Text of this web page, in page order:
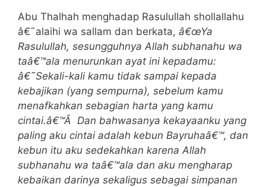
Abu Thalhah menghadap Rasulullah shollallahu
â€˜alaihi wa sallam dan berkata, â€œYa
Rasulullah, sesungguhnya Allah subhanahu wa
taâ€™ala menurunkan ayat ini kepadamu:
â€˜Sekali-kali kamu tidak sampai kepada
kebajikan (yang sempurna), sebelum kamu
menafkahkan sebagian harta yang kamu
cintai.â€™Â Dan bahwasanya kekayaanku yang
paling aku cintai adalah kebun Bayruhaâ€™, dan
kebun itu aku sedekahkan karena Allah
subhanahu wa taâ€™ala dan aku mengharap
kebaikan darinya sekaligus sebagai simpanan